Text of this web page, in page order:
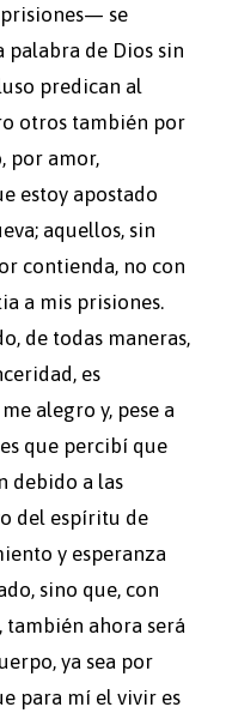
se
palabra de Dios sin
predican al
otros también por
por amor,
estoy apostado
aquellos, sin
contienda, no con
a mis prisiones.
de todas maneras,
es
alegro y, pese a
que percibí que
debido a las
del espíritu de
y esperanza
sino que, con
también ahora será
ya sea por
para mí el vivir es